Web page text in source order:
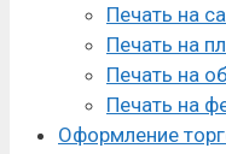
Печать на
Печать на
Печать на
Печать на
Оформление